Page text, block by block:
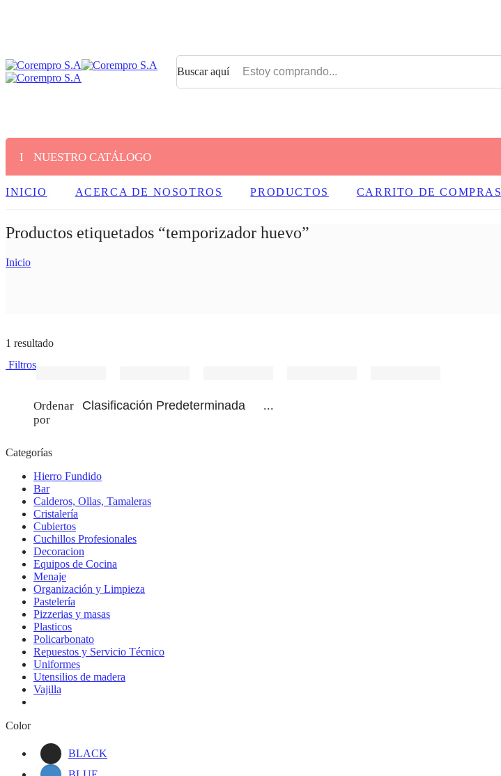
Buscar aquí
NUESTRO CATÁLOGO
INICIO ACERCA DE NOSOTROS PRODUCTOS CARRITO DE COMPRAS
Productos etiquetados “temporizador huevo”
Inicio
1 resultado
Filtros
Ordenar
por
...
Categorías
Hierro Fundido
Bar
Calderos, Ollas, Tamaleras
Cristalería
Cubiertos
Cuchillos Profesionales
Decoracion
Equipos de Cocina
Menaje
Organización y Limpieza
Pastelería
Pizzerias y masas
Plasticos
Policarbonato
Repuestos y Servicio Técnico
Uniformes
Utensilios de madera
Vajilla
Color
BLACK